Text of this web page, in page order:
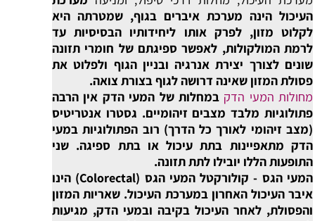
העיכול הינה מערכת איברים בגוף, שמטרתה היא
לקלוט מזון, לפרק אותו ליחידותיו הבסיסיות עד
לרמת המולקולות, לאפשר ספיגתם של חומרי תזונה
שונים לצורך יצירת אנרגיה ובניין הגוף ולפלוט את
פסולת המזון שאינה דרושה לגוף בצורת צואה.
מחולות המעי הדק במחלות של המעי הדק אין הרבה
פתולוגיות מלבד מצבים זיהומיים. גסטרו אנטריטיס
(מצב זיהומי לאורך כל הדרך) רוב הפתולוגיות במעי
הדק מתאפיינות בתת עיכול או בתת ספיגה. שני
התופעות הללו יובילו לתת תזונה.
המעי הגס - קולורקטל
המעי הגס (Colorectal) הינו
איבר העיכול האחרון במערכת העיכול. שאריות המזון
והפסולת, לאחר העיכול בקיבה ובמעי הדק, מגיעות